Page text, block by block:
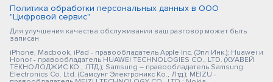
Политика обработки персональных данных в ООО
"Цифровой сервис"
Для улучшения качества обслуживания ваш разговор может быть
записан
iPhone, Macbook, iPad - правообладатель Apple Inc. (Эпл Инк.); Huawei и
Honor - правообладатель HUAWEI TECHNOLOGIES CO., LTD. (ХУАВЕЙ
ТЕКНОЛОДЖИС КО., ЛТД.); Samsung – правообладатель Samsung
Electronics Co. Ltd. (Самсунг Электроникс Ко., Лтд.); MEIZU -